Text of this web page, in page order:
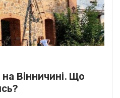
Вінничині. Що